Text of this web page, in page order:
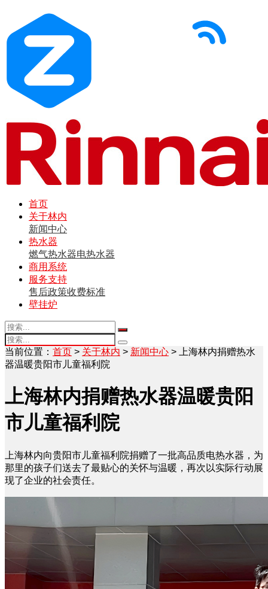
首页
关于林内
新闻中心
热水器
燃气热水器电热水器
商用系统
服务支持
售后政策收费标准
壁挂炉
当前位置： 首页 > 关于林内 > 新闻中心 > 上海林内捐赠热水
器温暖贵阳市儿童福利院
上海林内捐赠热水器温暖贵阳
市儿童福利院
上海林内向贵阳市儿童福利院捐赠了一批高品质电热水器，为
那里的孩子们送去了最贴心的关怀与温暖，再次以实际行动展
现了企业的社会责任。